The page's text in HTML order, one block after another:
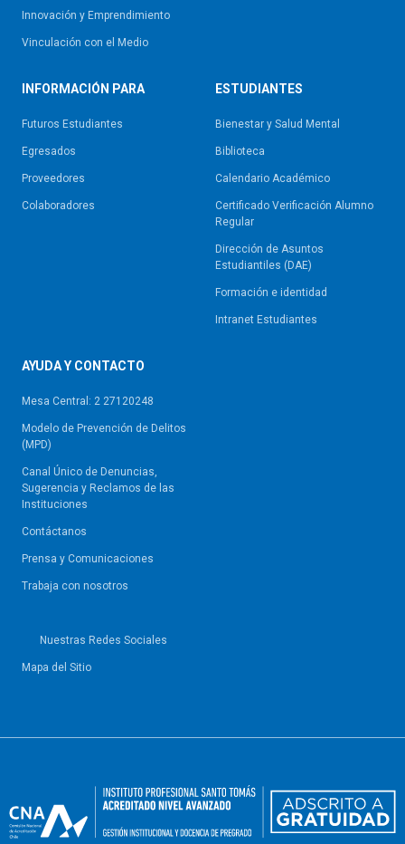
Innovación y Emprendimiento
Vinculación con el Medio
INFORMACIÓN PARA
Futuros Estudiantes
Egresados
Proveedores
Colaboradores
ESTUDIANTES
Bienestar y Salud Mental
Biblioteca
Calendario Académico
Certificado Verificación Alumno
Regular
Dirección de Asuntos
Estudiantiles (DAE)
Formación e identidad
Intranet Estudiantes
AYUDA Y CONTACTO
Mesa Central: 2 27120248
Modelo de Prevención de Delitos
(MPD)
Canal Único de Denuncias,
Sugerencia y Reclamos de las
Instituciones
Contáctanos
Prensa y Comunicaciones
Trabaja con nosotros
Nuestras Redes Sociales
Mapa del Sitio